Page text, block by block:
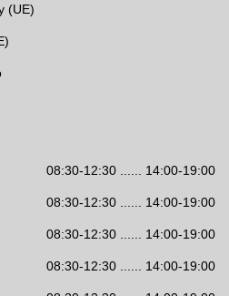
(UE)
08:30-12:30 ...... 14:00-19:00
08:30-12:30 ...... 14:00-19:00
08:30-12:30 ...... 14:00-19:00
08:30-12:30 ...... 14:00-19:00